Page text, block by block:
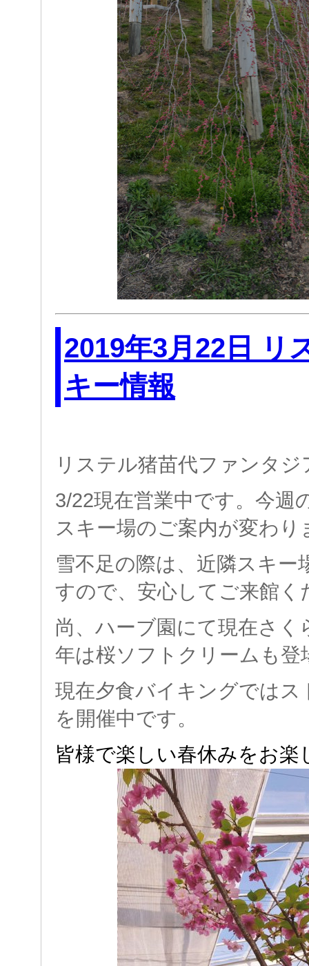
2019年3月22日 リ
キー情報
リステル猪苗代ファンタ
3/22現在営業中です。今週
スキー場のご案内が変わり
雪不足の際は、近隣スキー
すので、安心してご来館く
尚、ハーブ園にて現在さく
年は桜ソフトクリームも登
現在夕食バイキングでは
を開催中です。
皆様で楽しい春休みをお楽